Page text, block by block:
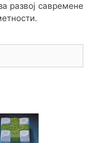
развој савремене